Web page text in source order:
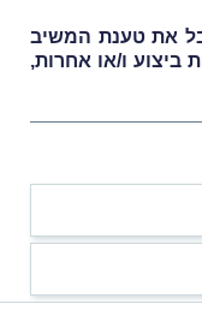
את טענת המשיב
ביצוע ו/או אחרות,